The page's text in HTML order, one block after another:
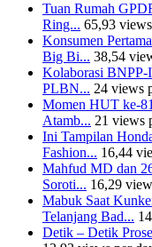
Tuan Rumah
Ring... 65,93
Konsumen
Big Bi... 38,54
Kolaborasi BNPP-
PLBN... 24 views
Momen HUT ke-
Atamb... 21 views
Ini Tampilan
Fashion... 16,44
Mahfud MD dan
Soroti... 16,29
Mabuk Saat
Telanjang Bad...
Detik – Detik